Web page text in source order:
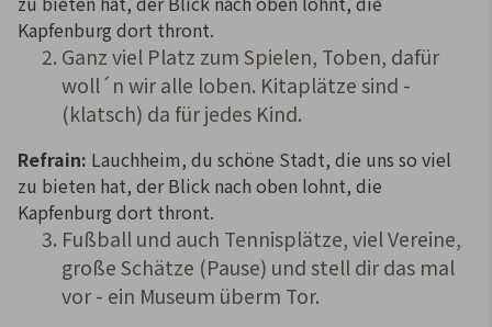
Kapfenburg dort thront.
Ganz viel Platz zum Spielen, Toben, dafür
woll´n wir alle loben. Kitaplätze sind -
(klatsch) da für jedes Kind.
Refrain: Lauchheim, du schöne Stadt, die uns so viel
zu bieten hat, der Blick nach oben lohnt, die
Kapfenburg dort thront.
Fußball und auch Tennisplätze, viel Vereine,
große Schätze (Pause) und stell dir das mal
vor - ein Museum überm Tor.